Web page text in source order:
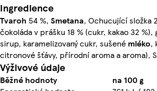
Ingredience
Tvaroh 54 %, Smetana, Ochucující složka
čokoláda v prášku 18 % (cukr, kakao 32
sirup, karamelizovaný cukr, sušené mléko,
citronové šťávy, přírodní aroma a aroma),
Výživové údaje
Běžné hodnoty
na 100 g